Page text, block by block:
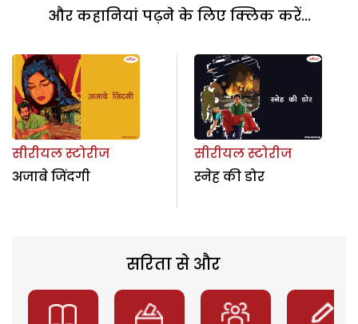
और कहानियां पढ़ने के लिए क्लिक करें...
सीरीयल स्टोरीज
अजाबे जिंदगी
सीरीयल स्टोरीज
स्नेह की डोर
सरिता से और